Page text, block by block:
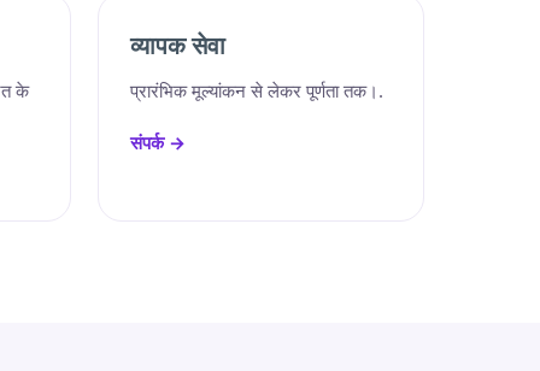
के
व्यापक सेवा
प्रारंभिक मूल्यांकन से लेकर पूर्णता तक।.
संपर्क →